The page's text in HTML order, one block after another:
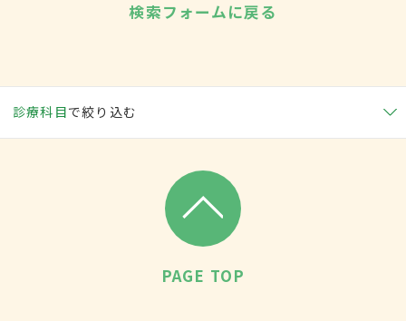
検索フォームに戻る
診療科目で絞り込む
PAGE TOP